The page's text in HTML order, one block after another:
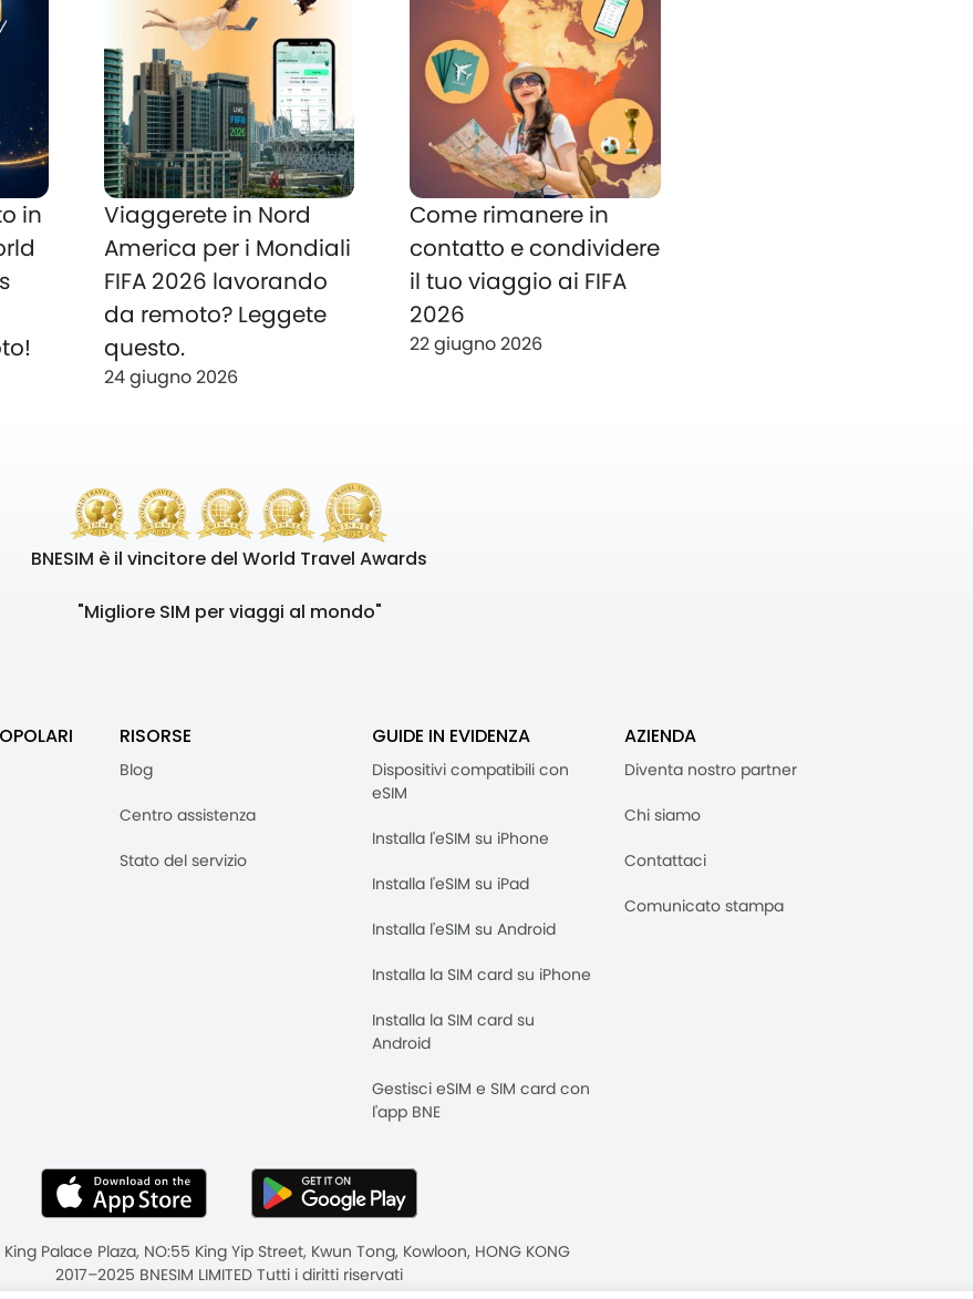
in
Viaggerete in Nord
America per i Mondiali
FIFA 2026 lavorando
da remoto? Leggete
questo.
24 giugno 2026
Come rimanere in
contatto e condividere
il tuo viaggio ai FIFA
2026
22 giugno 2026
BNESIM è il vincitore del World Travel Awards
"Migliore SIM per viaggi al mondo"
RISORSE
Blog
Centro assistenza
Stato del servizio
GUIDE IN EVIDENZA
Dispositivi compatibili con
eSIM
Installa l'eSIM su iPhone
Installa l'eSIM su iPad
Installa l'eSIM su Android
Installa la SIM card su iPhone
Installa la SIM card su
Android
Gestisci eSIM e SIM card con
l'app BNE
AZIENDA
Diventa nostro partner
Chi siamo
Contattaci
Comunicato stampa
Palace Plaza, NO:55 King Yip Street, Kwun Tong, Kowloon, HONG KONG
2017–2025 BNESIM LIMITED Tutti i diritti riservati